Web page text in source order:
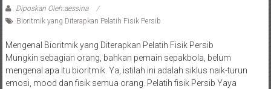
Diposkan Oleh:aessina
Bioritmik yang Diterapkan Pelatih Fisik Persib
Mengenal Bioritmik yang Diterapkan Pelatih Fisik Persib
Mungkin sebagian orang, bahkan pemain sepakbola, belum
mengenal apa itu bioritmik. Ya, istilah ini adalah siklus naik-turun
emosi, mood dan fisik semua orang. Pelatih fisik Persib Yaya